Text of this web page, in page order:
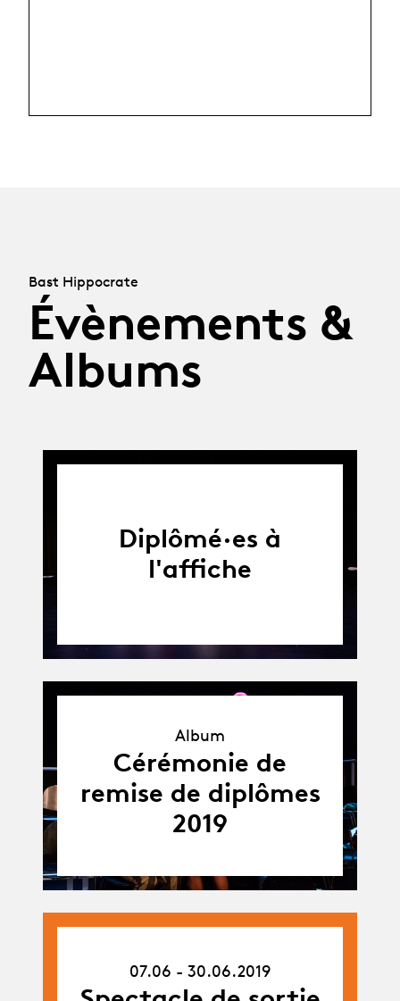
Bast Hippocrate
Évènements &
Albums
Diplômé·es à
l'affiche
Album
Cérémonie de
remise de diplômes
2019
30.06.19
07.06 - 30.06.2019